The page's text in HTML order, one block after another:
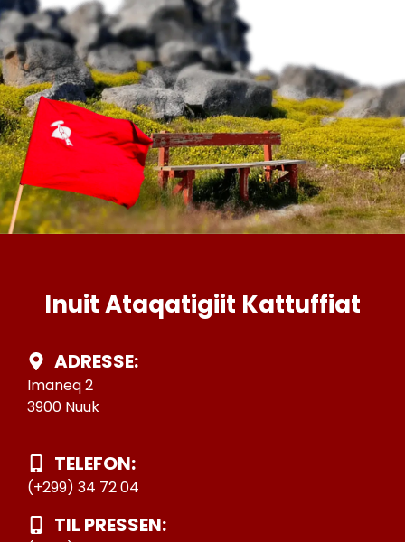
Inuit Ataqatigiit Kattuffiat
ADRESSE:
Imaneq 2
3900 Nuuk
TELEFON:
(+299) 34 72 04
TIL PRESSEN: